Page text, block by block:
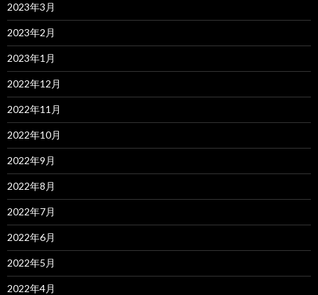
2023年3月
2023年2月
2023年1月
2022年12月
2022年11月
2022年10月
2022年9月
2022年8月
2022年7月
2022年6月
2022年5月
2022年4月